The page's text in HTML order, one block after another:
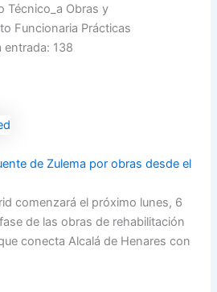
Técnico_a Obras y
Funcionaria Prácticas
entrada: 138
de Zulema por obras desde el
comenzará el próximo lunes, 6
de las obras de rehabilitación
conecta Alcalá de Henares con